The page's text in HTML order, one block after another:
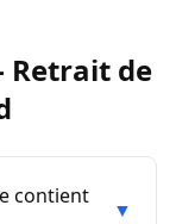
Retrait de
contient
▼